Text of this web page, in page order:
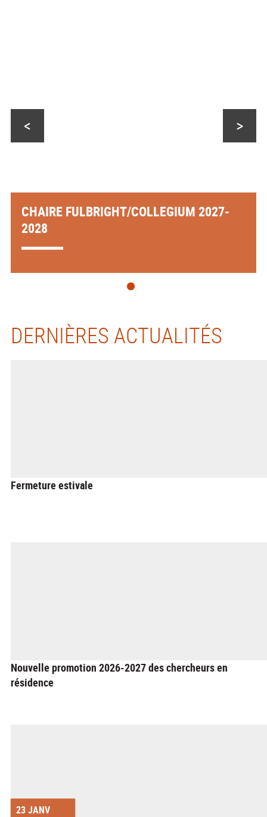
CHAIRE FULBRIGHT/COLLEGIUM 2027-
2028
< >
DERNIÈRES ACTUALITÉS
Fermeture estivale
Nouvelle promotion 2026-2027 des chercheurs en
résidence
23 JANV